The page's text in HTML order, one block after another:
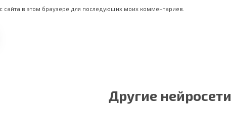
в этом браузере для последующих моих комментариев.
Другие нейросети